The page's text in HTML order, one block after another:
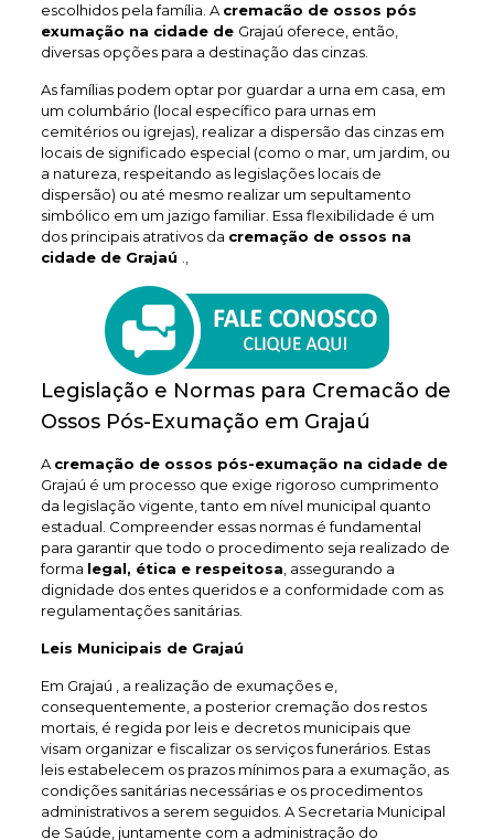
escolhidos pela família. A cremacão de ossos pós
exumação na cidade de Grajaú oferece, então,
diversas opções para a destinação das cinzas.
As famílias podem optar por guardar a urna em casa, em
um columbário (local específico para urnas em
cemitérios ou igrejas), realizar a dispersão das cinzas em
locais de significado especial (como o mar, um jardim, ou
a natureza, respeitando as legislações locais de
dispersão) ou até mesmo realizar um sepultamento
simbólico em um jazigo familiar. Essa flexibilidade é um
dos principais atrativos da cremação de ossos na
cidade de Grajaú
Legislação e Normas para Cremacão de
Ossos Pós-Exumação em Grajaú
A cremação de ossos pós-exumação na cidade de
Grajaú é um processo que exige rigoroso cumprimento
da legislação vigente, tanto em nível municipal quanto
estadual. Compreender essas normas é fundamental
para garantir que todo o procedimento seja realizado de
forma legal, ética e respeitosa , assegurando a
dignidade dos entes queridos e a conformidade com as
regulamentações sanitárias.
Leis Municipais de Grajaú
Em Grajaú , a realização de exumações e,
consequentemente, a posterior cremação dos restos
mortais, é regida por leis e decretos municipais que
visam organizar e fiscalizar os serviços funerários. Estas
leis estabelecem os prazos mínimos para a exumação, as
condições sanitárias necessárias e os procedimentos
administrativos a serem seguidos. A Secretaria Municipal
de Saúde, juntamente com a administração do